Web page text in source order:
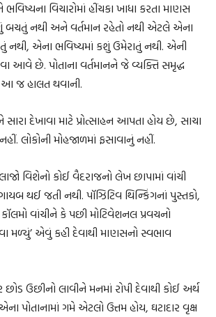
વિચારોમાં હીંચકા ખાધા કરતા માણસ
બચતું નથી અને વર્તમાન રહેતો નથી એટલે એના
નથી, એના ભવિષ્યમાં કશું ઉમેરાતું નથી. એની
આવે છે. પોતાના વર્તમાનને જે વ્યક્તિ સમૃદ્ધ
આ જ હાલત થવાની.
દેખાવા માટે પ્રોત્સાહન આપતા હોય છે, સાચા
લોકોની મોહજાળમાં ફસાવાનું નહીં.
વિશેનો કોઈ વૈદરાજનો લેખ છાપામાં વાંચી
થઈ જતી નથી. પૉઝિટિવ થિન્કિંગનાં પુસ્તકો,
વાંચીને કે પછી મોટિવેશનલ પ્રવચનો
મળ્યું’ એવું કહી દેવાથી માણસનો સ્વભાવ
છોડ ઉછીનો લાવીને મનમાં રોપી દેવાથી કોઈ અર્થ
પોતાનામાં ગમે એટલો ઉત્તમ હોય, ઘટાદાર વૃક્ષ